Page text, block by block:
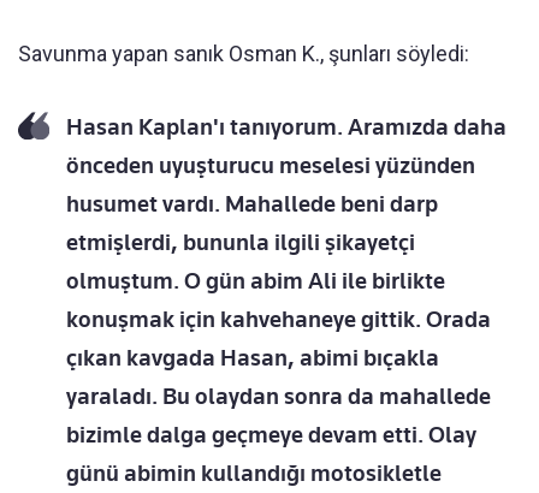
Savunma yapan sanık Osman K., şunları söyledi:
Hasan Kaplan'ı tanıyorum. Aramızda daha
önceden uyuşturucu meselesi yüzünden
husumet vardı. Mahallede beni darp
etmişlerdi, bununla ilgili şikayetçi
olmuştum. O gün abim Ali ile birlikte
konuşmak için kahvehaneye gittik. Orada
çıkan kavgada Hasan, abimi bıçakla
yaraladı. Bu olaydan sonra da mahallede
bizimle dalga geçmeye devam etti. Olay
günü abimin kullandığı motosikletle